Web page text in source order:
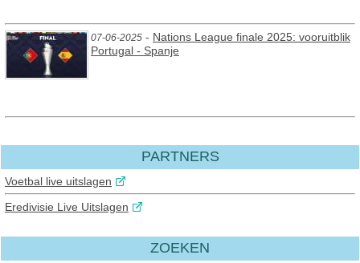
07-06-2025 - Nations League finale 2025: vooruitblik
Portugal - Spanje
PARTNERS
Voetbal live uitslagen
Eredivisie Live Uitslagen
ZOEKEN